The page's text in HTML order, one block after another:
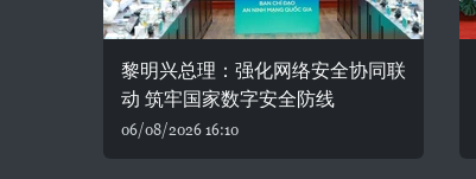
黎明兴总理：强化网络安全协同联
动 筑牢国家数字安全防线
06/08/2026 16:10